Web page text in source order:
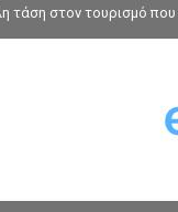
τάση στον τουρισμό